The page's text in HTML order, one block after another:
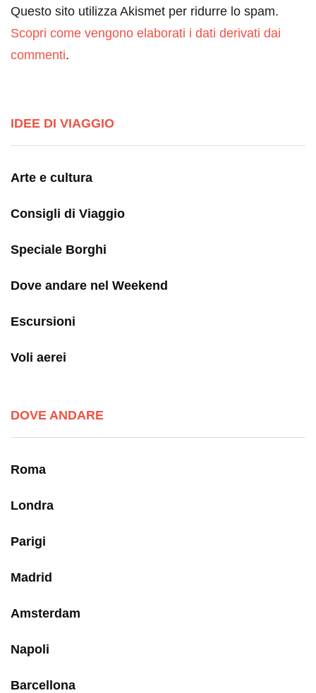
Questo sito utilizza Akismet per ridurre lo spam.
Scopri come vengono elaborati i dati derivati dai
commenti.
IDEE DI VIAGGIO
Arte e cultura
Consigli di Viaggio
Speciale Borghi
Dove andare nel Weekend
Escursioni
Voli aerei
DOVE ANDARE
Roma
Londra
Parigi
Madrid
Amsterdam
Napoli
Barcellona